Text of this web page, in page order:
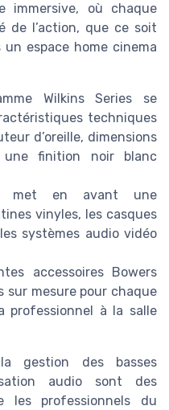
immersive, où chaque
de l’action, que ce soit
espace home cinema
Wilkins Series se
techniques
d’oreille, dimensions
finition noir blanc
met en avant une
vinyles, les casques
systèmes audio vidéo
accessoires Bowers
sur mesure pour chaque
professionnel à la salle
gestion des basses
audio sont des
les professionnels du